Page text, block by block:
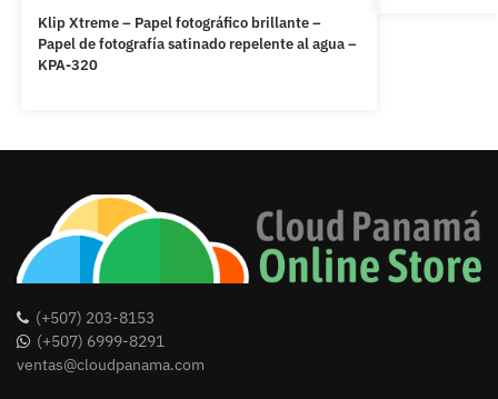
Klip Xtreme – Papel fotográfico brillante –
Papel de fotografía satinado repelente al agua –
KPA-320
(+507) 203-8153
(+507) 6999-8291
ventas@cloudpanama.com